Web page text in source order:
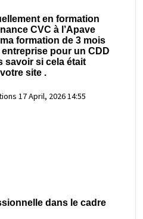
en formation
CVC à l’Apave
formation de 3 mois
pour un CDD
savoir si cela était
site .
17 April, 2026 14:55
dans le cadre